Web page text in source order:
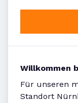
Willkommen
Für unseren
Standort